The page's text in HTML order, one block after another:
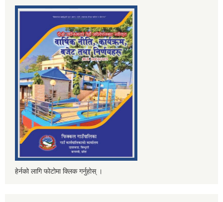
हेर्नको लागि फोटोमा क्लिक गर्नुहोस् ।